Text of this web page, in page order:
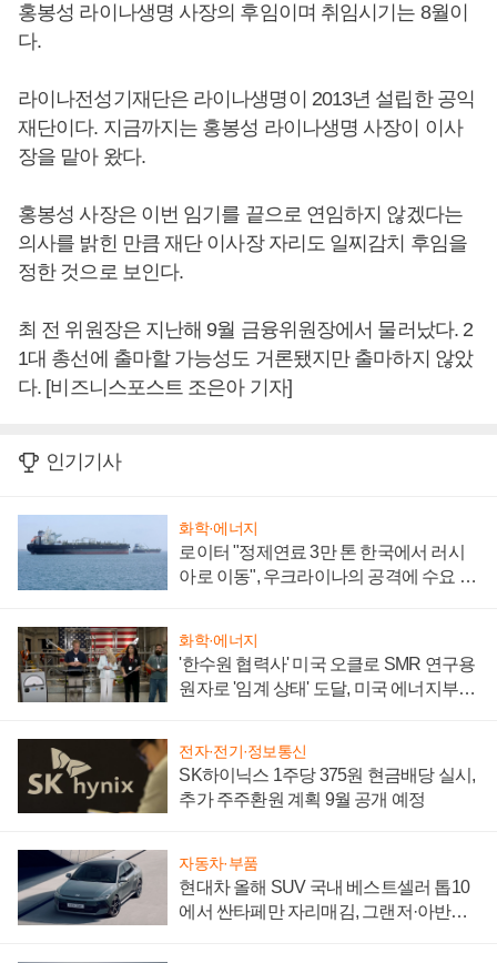
홍봉성 라이나생명 사장의 후임이며 취임시기는 8월이
다.
라이나전성기재단은 라이나생명이 2013년 설립한 공익
재단이다. 지금까지는 홍봉성 라이나생명 사장이 이사
장을 맡아 왔다.
홍봉성 사장은 이번 임기를 끝으로 연임하지 않겠다는
의사를 밝힌 만큼 재단 이사장 자리도 일찌감치 후임을
정한 것으로 보인다.
최 전 위원장은 지난해 9월 금융위원장에서 물러났다. 2
1대 총선에 출마할 가능성도 거론됐지만 출마하지 않았
다. [비즈니스포스트 조은아 기자]
인기기사
화학·에너지
로이터 "정제연료 3만 톤 한국에서 러시
아로 이동", 우크라이나의 공격에 수요 늘
화학·에너지
'한수원 협력사' 미국 오클로 SMR 연구용
원자로 '임계 상태' 도달, 미국 에너지부
전자·전기·정보통신
SK하이닉스 1주당 375원 현금배당 실시,
추가 주주환원 계획 9월 공개 예정
자동차·부품
현대차 올해 SUV 국내 베스트셀러 톱10
에서 싼타페만 자리매김, 그랜저·아반떼